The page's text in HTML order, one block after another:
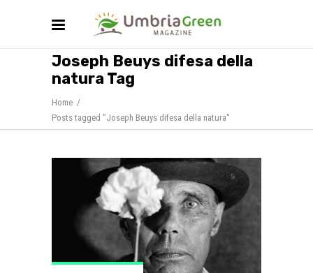
Joseph Beuys difesa della
natura Tag
Home /
Posts tagged "Joseph Beuys difesa della natura"